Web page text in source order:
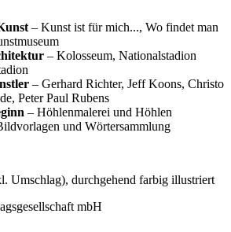
– Kunst ist für mich..., Wo findet man
– Kolosseum, Nationalstadion
– Gerhard Richter, Jeff Koons, Christo
Peter Paul Rubens
– Höhlenmalerei und Höhlen
und Wörtersammlung
Umschlag), durchgehend farbig illustriert
mbH